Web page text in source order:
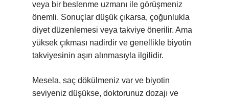
veya bir beslenme uzmanı ile görüşmeniz
önemli. Sonuçlar düşük çıkarsa, çoğunlukla
diyet düzenlemesi veya takviye önerilir. Ama
yüksek çıkması nadirdir ve genellikle biyotin
takviyesinin aşırı alınmasıyla ilgilidir.
Mesela, saç dökülmeniz var ve biyotin
seviyeniz düşükse, doktorunuz dozajı ve